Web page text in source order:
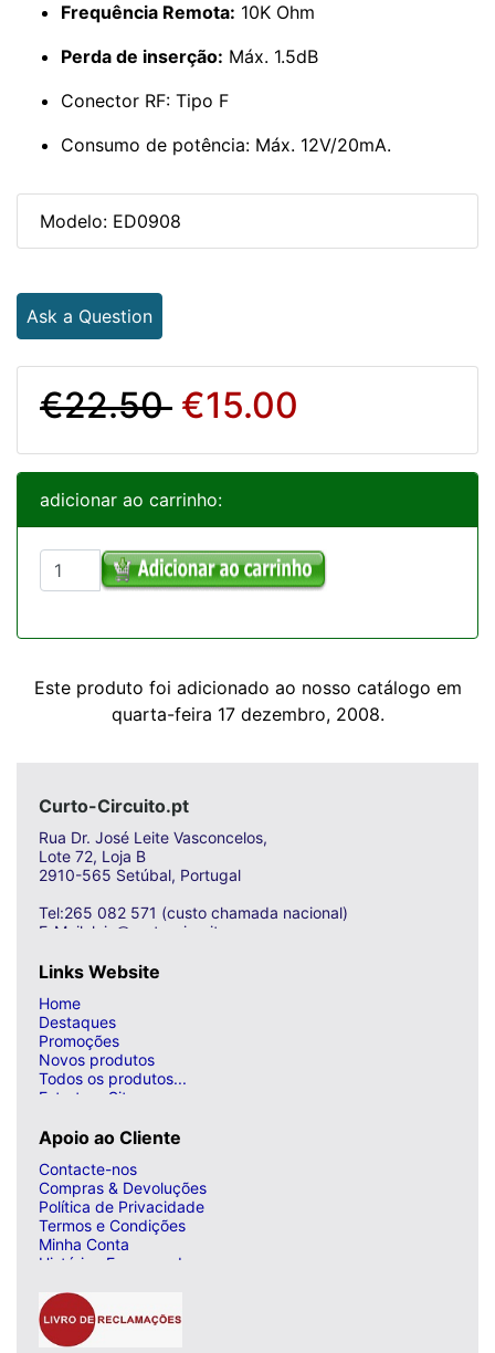
Frequência Remota: 10K Ohm
Perda de inserção: Máx. 1.5dB
Conector RF: Tipo F
Consumo de potência: Máx. 12V/20mA.
Modelo: ED0908
Ask a Question
€22.50 €15.00
adicionar ao carrinho:
Este produto foi adicionado ao nosso catálogo em
quarta-feira 17 dezembro, 2008.
Curto-Circuito.pt
Rua Dr. José Leite Vasconcelos,
Lote 72, Loja B
2910-565 Setúbal, Portugal
Tel:265 082 571 (custo chamada nacional)
E-Mail: loja@curto-circuito.com
Links Website
Home
Destaques
Promoções
Novos produtos
Todos os produtos...
Estrutura Site
Apoio ao Cliente
Contacte-nos
Compras & Devoluções
Política de Privacidade
Termos e Condições
Minha Conta
Histórico Encomendas